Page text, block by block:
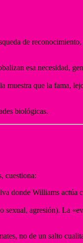
de
esa necesidad,
muestra que la fama,
biológicas.
cuestiona:
donde Williams actúa
sexual, agresión). La
no de un salto